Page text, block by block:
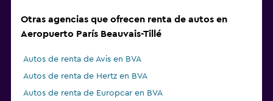
Otras agencias que ofrecen renta de autos en
Aeropuerto París Beauvais-Tillé
Autos de renta de Avis en BVA
Autos de renta de Hertz en BVA
Autos de renta de Europcar en BVA